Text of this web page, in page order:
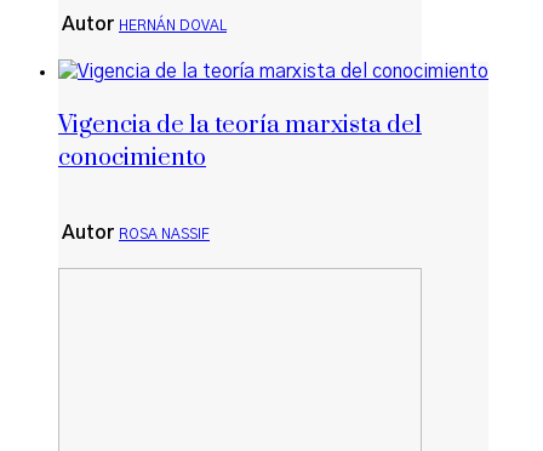
Autor HERNÁN DOVAL
Vigencia de la teoría marxista del
conocimiento
Autor ROSA NASSIF